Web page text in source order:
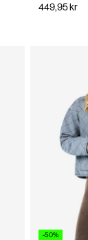
449,95 kr
-50%